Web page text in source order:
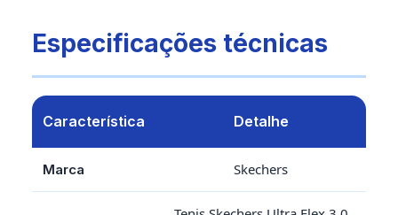
Especificações técnicas
Característica Detalhe
Marca Skechers